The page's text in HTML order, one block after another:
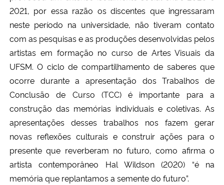
Ministério da Cidadania
Ministério da Saúde
Ministério de Minas e Energia
Ministério da Ciência, Tecnologia, Inovações e Comunicações
Ministério do Desenvolvimento Regional
2021, por essa razão os discentes que ingressaram
neste período na universidade, não tiveram contato
com as pesquisas e as produções desenvolvidas pelos
artistas em formação no curso de Artes Visuais da
UFSM. O ciclo de compartilhamento de saberes que
ocorre durante a apresentação dos Trabalhos de
Conclusão de Curso (TCC) é importante para a
construção das memórias individuais e coletivas. As
apresentações desses trabalhos nos fazem gerar
novas reflexões culturais e construir ações para o
presente que reverberam no futuro, como afirma o
artista contemporâneo Hal Wildson (2020) “é na
memória que replantamos a semente do futuro”.